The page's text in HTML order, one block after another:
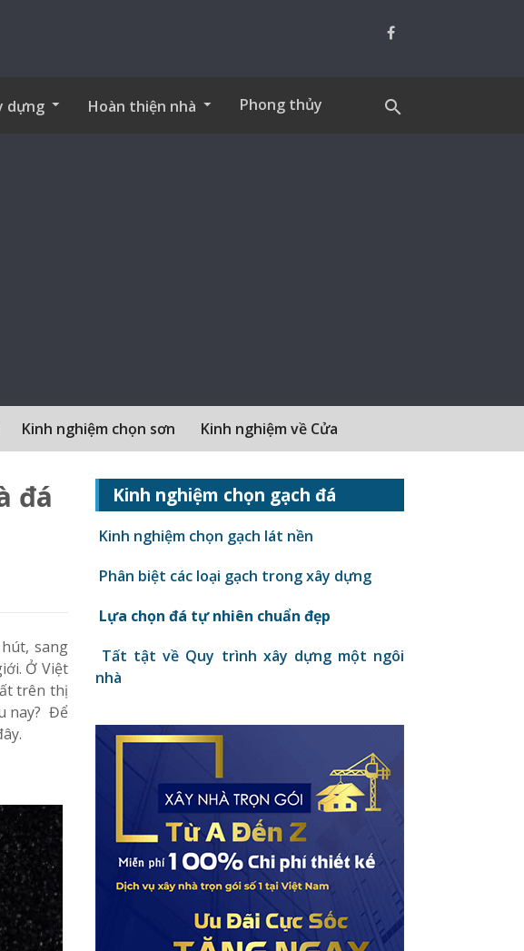
dựng Hoàn thiện nhà Phong thủy search
Kinh nghiệm chọn sơn Kinh nghiệm về Cửa
đá
sang
Ở Việt
trên thị
nay? Để
Kinh nghiệm chọn gạch đá
Kinh nghiệm chọn gạch lát nền
Phân biệt các loại gạch trong xây dựng
Lựa chọn đá tự nhiên chuẩn đẹp
Tất tật về Quy trình xây dựng một ngôi
nhà